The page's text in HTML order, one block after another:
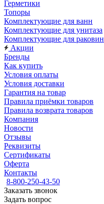
Герметики
Топоры
Комплектующие для ванн
Комплектующие для унитаза
Комплектующие для раковин
Акции
Бренды
Как купить
Условия оплаты
Условия доставки
Гарантия на товар
Правила приёмки товаров
Правила возврата товаров
Компания
Новости
Отзывы
Реквизиты
Сертификаты
Оферта
Контакты
8-800-250-43-50
Заказать звонок
Задать вопрос